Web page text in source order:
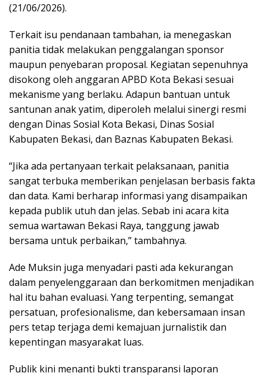
(21/06/2026).
Terkait isu pendanaan tambahan, ia menegaskan
panitia tidak melakukan penggalangan sponsor
maupun penyebaran proposal. Kegiatan sepenuhnya
disokong oleh anggaran APBD Kota Bekasi sesuai
mekanisme yang berlaku. Adapun bantuan untuk
santunan anak yatim, diperoleh melalui sinergi resmi
dengan Dinas Sosial Kota Bekasi, Dinas Sosial
Kabupaten Bekasi, dan Baznas Kabupaten Bekasi.
“Jika ada pertanyaan terkait pelaksanaan, panitia
sangat terbuka memberikan penjelasan berbasis fakta
dan data. Kami berharap informasi yang disampaikan
kepada publik utuh dan jelas. Sebab ini acara kita
semua wartawan Bekasi Raya, tanggung jawab
bersama untuk perbaikan,” tambahnya.
Ade Muksin juga menyadari pasti ada kekurangan
dalam penyelenggaraan dan berkomitmen menjadikan
hal itu bahan evaluasi. Yang terpenting, semangat
persatuan, profesionalisme, dan kebersamaan insan
pers tetap terjaga demi kemajuan jurnalistik dan
kepentingan masyarakat luas.
Publik kini menanti bukti transparansi laporan